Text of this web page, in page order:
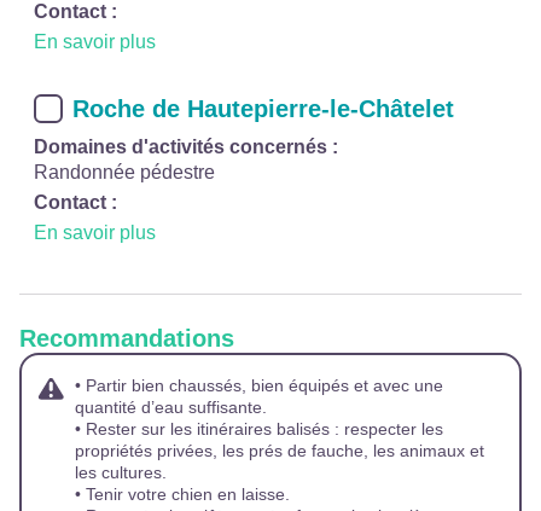
Contact :
En savoir plus
Roche de Hautepierre-le-Châtelet
Domaines d'activités concernés :
Randonnée pédestre
Contact :
En savoir plus
Recommandations
• Partir bien chaussés, bien équipés et avec une
quantité d’eau suffisante.
• Rester sur les itinéraires balisés : respecter les
propriétés privées, les prés de fauche, les animaux et
les cultures.
• Tenir votre chien en laisse.